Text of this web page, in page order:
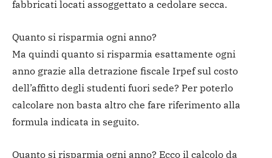
fabbricati locati assoggettato a cedolare secca.
Quanto si risparmia ogni anno?
Ma quindi quanto si risparmia esattamente ogni
anno grazie alla detrazione fiscale Irpef sul costo
dell’affitto degli studenti fuori sede? Per poterlo
calcolare non basta altro che fare riferimento alla
formula indicata in seguito.
Quanto si risparmia ogni anno? Ecco il calcolo da